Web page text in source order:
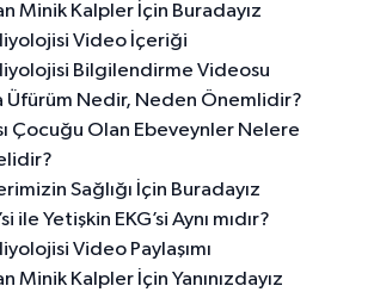
Minik Kalpler İçin Buradayız
Video İçeriği
Bilgilendirme Videosu
Üfürüm Nedir, Neden Önemlidir?
Çocuğu Olan Ebeveynler Nelere
Sağlığı İçin Buradayız
ile Yetişkin EKG’si Aynı mıdır?
Video Paylaşımı
Minik Kalpler İçin Yanınızdayız